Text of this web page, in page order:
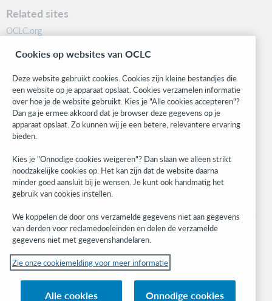
Related sites
OCLC.org
Community
Research
WebJunction
Developer Network
Stay in the know.
Get the latest product updates, research, events, and much more—
right to your inbox.
Subscribe now
© 2023 OCLC
Inc. en buitenlandse filialen
Cookies op websites van OCLC
Deze website gebruikt cookies. Cookies zijn kleine bestandjes die
een website op je apparaat opslaat. Cookies verzamelen informatie
over hoe je de website gebruikt. Kies je "Alle cookies accepteren"?
Dan ga je ermee akkoord dat je browser deze gegevens op je
apparaat opslaat. Zo kunnen wij je een betere, relevantere ervaring
bieden.
Kies je "Onnodige cookies weigeren"? Dan slaan we alleen strikt
noodzakelijke cookies op. Het kan zijn dat de website daarna
minder goed aansluit bij je wensen. Je kunt ook handmatig het
gebruik van cookies instellen.
We koppelen de door ons verzamelde gegevens niet aan gegevens
van derden voor reclamedoeleinden en delen de verzamelde
gegevens niet met gegevenshandelaren.
Zie onze cookiemelding voor meer informatie
Alle cookies Onnodige cookies